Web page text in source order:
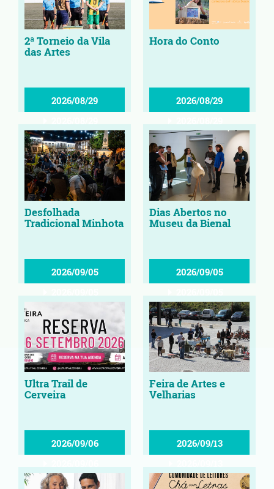
2ª Torneio da Vila
das Artes
2026/08/29
Hora do Conto
2026/08/29
Desfolhada
Tradicional Minhota
2026/09/05
Dias Abertos no
Museu da Bienal
2026/09/05
Ultra Trail de
Cerveira
2026/09/06
Feira de Artes e
Velharias
2026/09/13